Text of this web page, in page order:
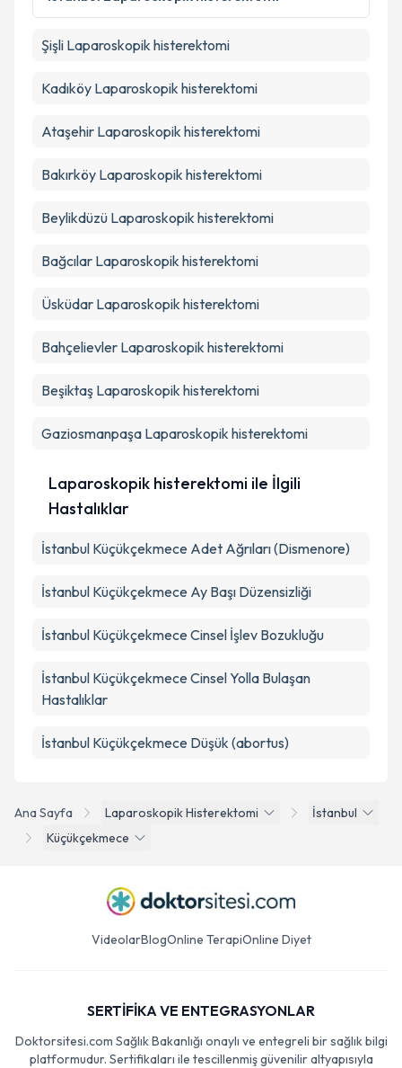
Metni'ni okudum ve kişisel verilerimin belirtilen
Takvim Talebini Gönder
Ana Sayfa Laparoskopik Histerektomi
İstanbul
Küçükçekmece
Şişli Laparoskopik histerektomi
Kadıköy Laparoskopik histerektomi
Ataşehir Laparoskopik histerektomi
Bakırköy Laparoskopik histerektomi
Beylikdüzü Laparoskopik histerektomi
Bağcılar Laparoskopik histerektomi
Üsküdar Laparoskopik histerektomi
Bahçelievler Laparoskopik histerektomi
Beşiktaş Laparoskopik histerektomi
Gaziosmanpaşa Laparoskopik histerektomi
Laparoskopik histerektomi ile İlgili
Hastalıklar
İstanbul Küçükçekmece Adet Ağrıları (Dismenore)
İstanbul Küçükçekmece Ay Başı Düzensizliği
İstanbul Küçükçekmece Cinsel İşlev Bozukluğu
İstanbul Küçükçekmece Cinsel Yolla Bulaşan
Hastalıklar
İstanbul Küçükçekmece Düşük (abortus)
VideolarBlogOnline TerapiOnline Diyet
SERTİFİKA VE ENTEGRASYONLAR
Doktorsitesi.com Sağlık Bakanlığı onaylı ve entegreli bir sağlık bilgi
platformudur. Sertifikaları ile tescillenmiş güvenilir altyapısıyla